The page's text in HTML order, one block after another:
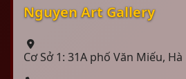
Nguyen Art Gallery
Cơ Sở 1: 31A phố Văn Miếu, Hà